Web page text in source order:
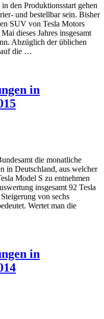
den Produktionsstart gehen
und bestellbar sein. Bisher
SUV von Tesla Motors
dieses Jahres insgesamt
Abzüglich der üblichen
auf die …
in
die monatliche
in Deutschland, aus welcher
Model S zu entnehmen
insgesamt 92 Tesla
von sechs
Wertet man die
in